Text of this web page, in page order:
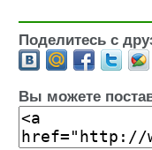
Поделитесь с
Вы можете